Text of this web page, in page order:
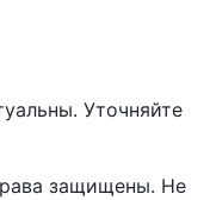
Уточняйте
защищены. Не